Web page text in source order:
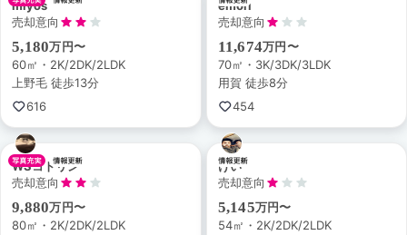
miyos
売却意向
5,180万円〜
60㎡・2K/2DK/2LDK
上野毛 徒歩13分
616
emori
売却意向
11,674万円〜
70㎡・3K/3DK/3LDK
用賀 徒歩8分
454
WSコトリン
売却意向
9,880万円〜
80㎡・2K/2DK/2LDK
けい
売却意向
5,145万円〜
54㎡・2K/2DK/2LDK